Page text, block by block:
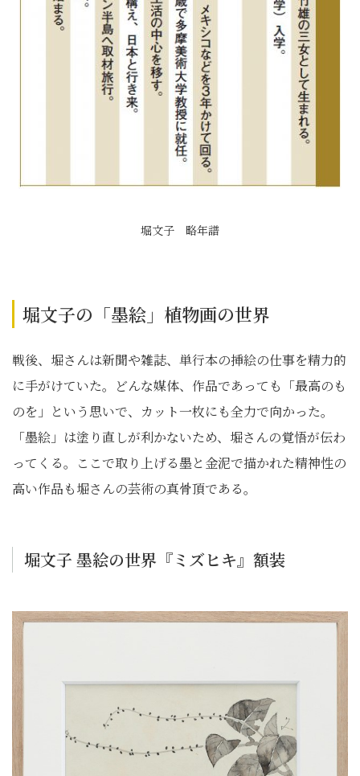
堀文子 略年譜
堀文子の「墨絵」植物画の世界
戦後、堀さんは新聞や雑誌、単行本の挿絵の仕事を精力的
に手がけていた。どんな媒体、作品であっても「最高のも
のを」という思いで、カット一枚にも全力で向かった。
「墨絵」は塗り直しが利かないため、堀さんの覚悟が伝わ
ってくる。ここで取り上げる墨と金泥で描かれた精神性の
高い作品も堀さんの芸術の真骨頂である。
堀文子 墨絵の世界『ミズヒキ』額装